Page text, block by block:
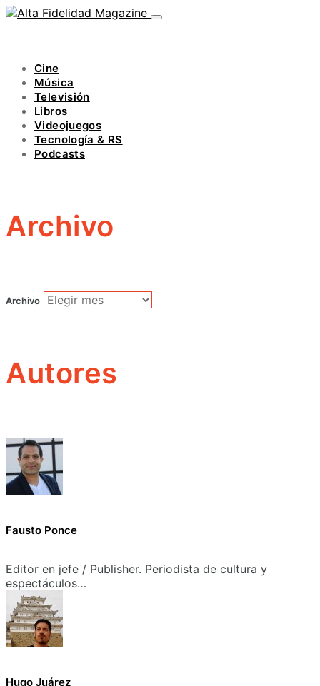
Cine
Música
Televisión
Libros
Videojuegos
Tecnología & RS
Podcasts
Archivo
Archivo
Autores
Fausto Ponce
Editor en jefe / Publisher. Periodista de cultura y
espectáculos…
Hugo Juárez